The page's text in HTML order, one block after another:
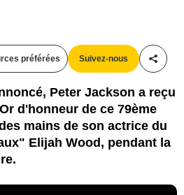
préférées Suivez-nous
Peter Jackson a reçu
d'honneur de ce 79ème
mains de son actrice du
Elijah Wood, pendant la